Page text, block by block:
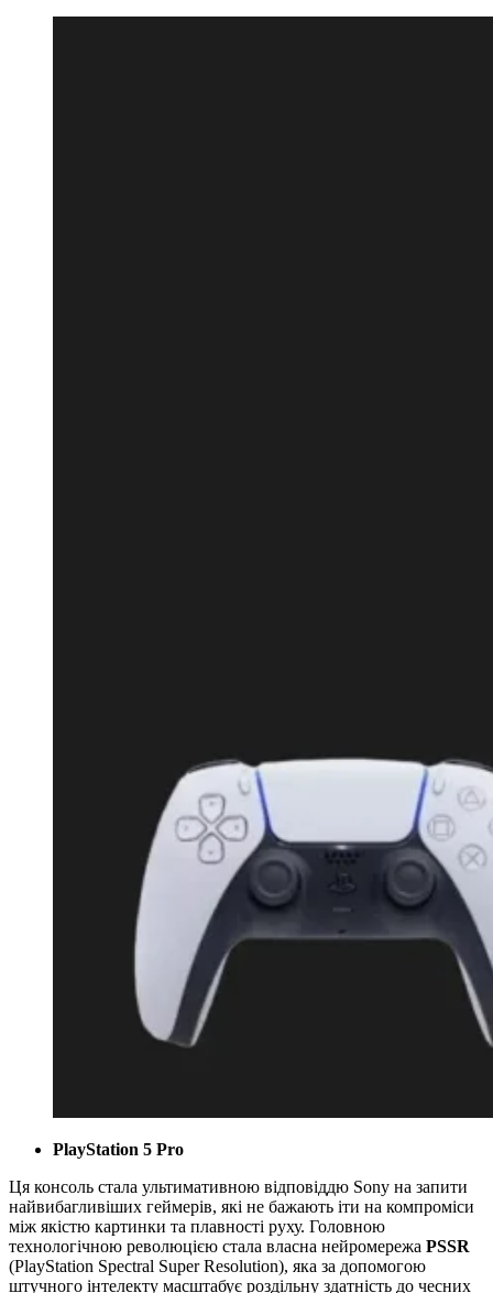
PlayStation 5 Pro
Ця консоль стала ультимативною відповіддю Sony на запити
найвибагливіших геймерів, які не бажають іти на компроміси
між якістю картинки та плавності руху. Головною
технологічною революцією стала власна нейромережа PSSR
(PlayStation Spectral Super Resolution), яка за допомогою
штучного інтелекту масштабує роздільну здатність до чесних